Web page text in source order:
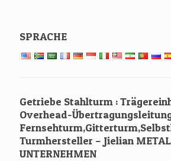
SPRACHE
Getriebe Stahlturm :
Overhead-
Turmhersteller – Jielian
UNTERNEHMEN